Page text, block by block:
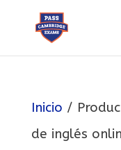
Inicio /
de inglés